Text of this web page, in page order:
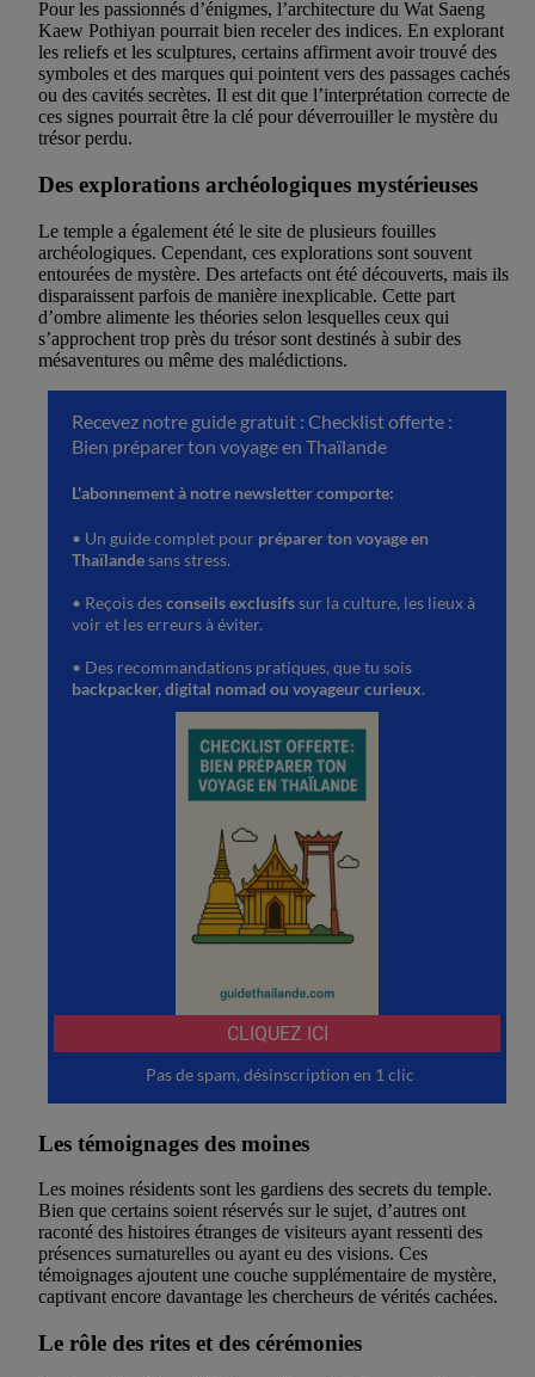
Pour les passionnés d’énigmes, l’architecture du Wat Saeng
Kaew Pothiyan pourrait bien receler des indices. En explorant
les reliefs et les sculptures, certains affirment avoir trouvé des
symboles et des marques qui pointent vers des passages cachés
ou des cavités secrètes. Il est dit que l’interprétation correcte de
ces signes pourrait être la clé pour déverrouiller le mystère du
trésor perdu.
Des explorations archéologiques mystérieuses
Le temple a également été le site de plusieurs fouilles
archéologiques. Cependant, ces explorations sont souvent
entourées de mystère. Des artefacts ont été découverts, mais ils
disparaissent parfois de manière inexplicable. Cette part
d’ombre alimente les théories selon lesquelles ceux qui
s’approchent trop près du trésor sont destinés à subir des
mésaventures ou même des malédictions.
Les témoignages des moines
Les moines résidents sont les gardiens des secrets du temple.
Bien que certains soient réservés sur le sujet, d’autres ont
raconté des histoires étranges de visiteurs ayant ressenti des
présences surnaturelles ou ayant eu des visions. Ces
témoignages ajoutent une couche supplémentaire de mystère,
captivant encore davantage les chercheurs de vérités cachées.
Le rôle des rites et des cérémonies